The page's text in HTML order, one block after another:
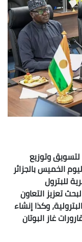
وتوزيع
الخميس بالجزائر
للبترول
تعزيز التعاون
وكذا إنشاء
غاز البوتان